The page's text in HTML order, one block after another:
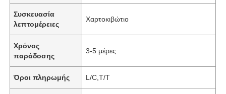
Συσκευασία
λεπτομέρειες
Χαρτοκιβώτιο
Χρόνος
παράδοσης
3-5 μέρες
Όροι πληρωμής L/C,T/T